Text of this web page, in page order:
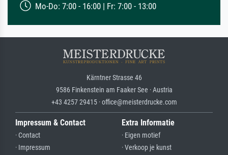
Mo-Do: 7:00 - 16:00 | Fr: 7:00 - 13:00
Kärntner Strasse 46
9586 Finkenstein am Faaker See · Austria
+43 4257 29415 · office@meisterdrucke.com
Impressum & Contact
· Contact
· Impressum
Extra Informatie
· Eigen motief
· Verkoop je kunst